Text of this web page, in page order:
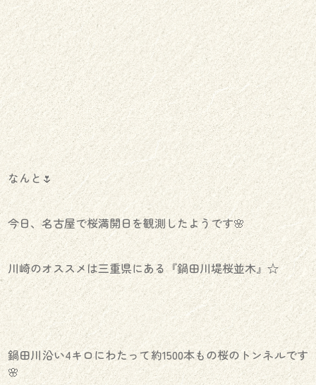
なんと🌷
今日、名古屋で桜満開日を観測したようです🌸
川崎のオススメは三重県にある『鍋田川堤桜並木』☆
鍋田川沿い4キロにわたって約1500本もの桜のトンネルです
🌸